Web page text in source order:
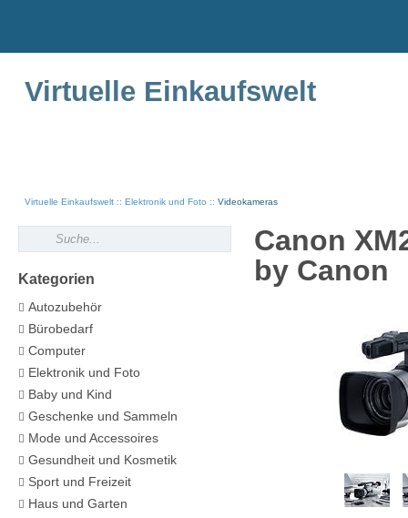
Virtuelle Einkaufswelt
Virtuelle Einkaufswelt Elektronik und Foto Videokameras
Canon
by Canon
Kategorien
Autozubehör
Bürobedarf
Computer
Elektronik und Foto
Baby und Kind
Geschenke und Sammeln
Mode und Accessoires
Gesundheit und Kosmetik
Sport und Freizeit
Haus und Garten